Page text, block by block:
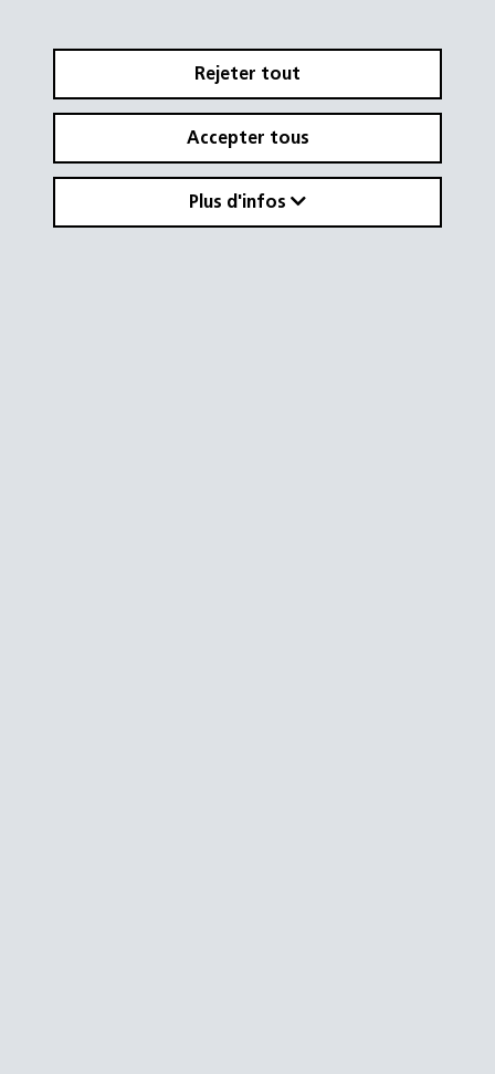
Rejeter tout
Accepter tous
Plus d'infos